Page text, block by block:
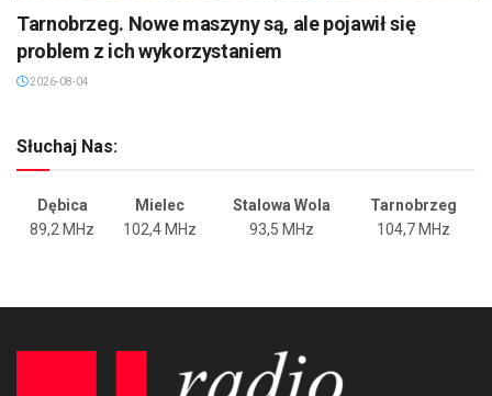
Tarnobrzeg. Nowe maszyny są, ale pojawił się
problem z ich wykorzystaniem
2026-08-04
Słuchaj Nas:
Dębica Mielec Stalowa Wola
Tarnobrzeg
89,2 MHz
102,4 MHz 93,5 MHz 104,7 MHz